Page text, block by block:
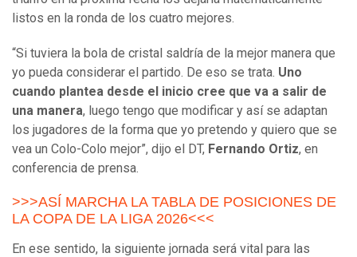
listos en la ronda de los cuatro mejores.
“Si tuviera la bola de cristal saldría de la mejor manera que
yo pueda considerar el partido. De eso se trata. Uno
cuando plantea desde el inicio cree que va a salir de
una manera, luego tengo que modificar y así se adaptan
los jugadores de la forma que yo pretendo y quiero que se
vea un Colo-Colo mejor”, dijo el DT, Fernando Ortiz, en
conferencia de prensa.
>>>ASÍ MARCHA LA TABLA DE POSICIONES DE
LA COPA DE LA LIGA 2026<<<
En ese sentido, la siguiente jornada será vital para las